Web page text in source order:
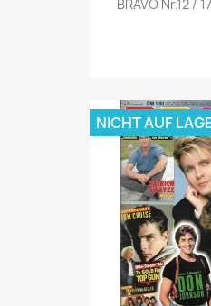
BRAVO Nr.12 /
NICHT AUF